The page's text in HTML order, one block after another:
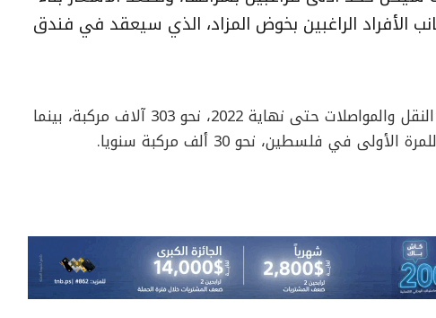
الأفراد الراغبين بخوض المزاد، الذي سيعقد في فندق
وبلغ عدد المركبات المرخصة لدى وزارة النقل والمواصلات حتى نهاية 2022، نحو 303 آلاف مركبة، بينما
في فلسطين، نحو 30 ألف مركبة سنويا.